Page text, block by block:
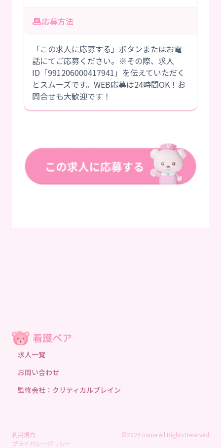
応募方法
「この求人に応募する」ボタンまたはお電
話にてご応募ください。※その際、求人
ID「991206000417941」を伝えていただく
とスムーズです。WEB応募は24時間OK！お
問合せも大歓迎です！
求人一覧
お問い合わせ
監修会社：クリティカルブレイン
利用規約
プライバシーポリシー
©2024 name All Rights Reserved